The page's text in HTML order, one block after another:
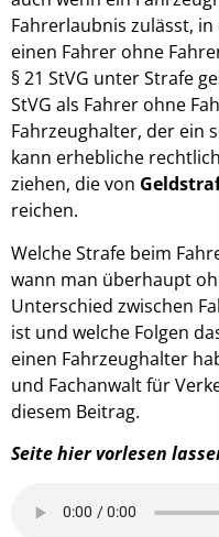
Fahrerlaubnis zulässt, in
einen Fahrer ohne
§ 21 StVG unter Strafe
StVG als Fahrer ohne
Fahrzeughalter, der ein
kann erhebliche
ziehen, die von
reichen.
Welche Strafe beim
wann man überhaupt
Unterschied zwischen
ist und welche Folgen
einen Fahrzeughalter
und Fachanwalt für
diesem Beitrag.
Seite hier vorlesen